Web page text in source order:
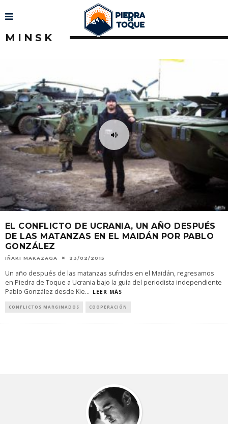
MINSK
EL CONFLICTO DE UCRANIA, UN AÑO DESPUÉS
DE LAS MATANZAS EN EL MAIDÁN POR PABLO
GONZÁLEZ
IÑAKI MAKAZAGA 23/02/2015
Un año después de las matanzas sufridas en el Maidán, regresamos
en Piedra de Toque a Ucrania bajo la guía del periodista independiente
Pablo González desde Kie... LEER MÁS
CONFLICTOS MARGINADOS COOPERACIÓN